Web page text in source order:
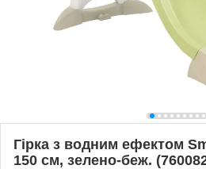
Гірка з водним ефектом
150 см, зелено-беж.